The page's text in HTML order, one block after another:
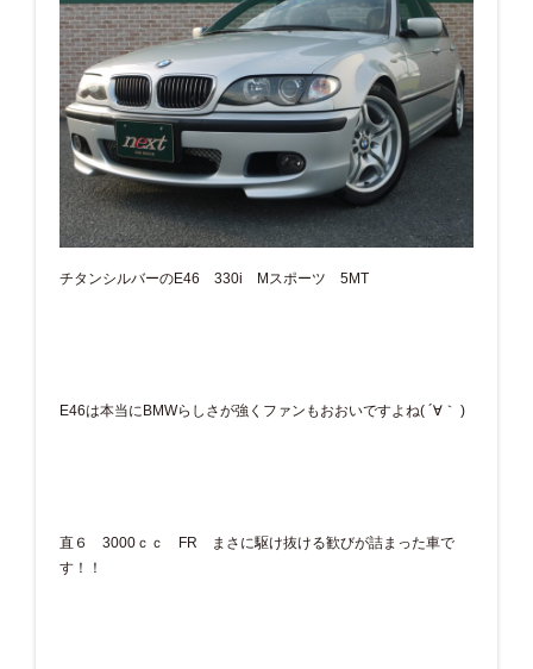
チタンシルバーのE46 330i Mスポーツ 5MT
E46は本当にBMWらしさが強くファンもおおいですよね( ´∀｀ )
直６ 3000ｃｃ FR まさに駆け抜ける歓びが詰まった車で
す！！